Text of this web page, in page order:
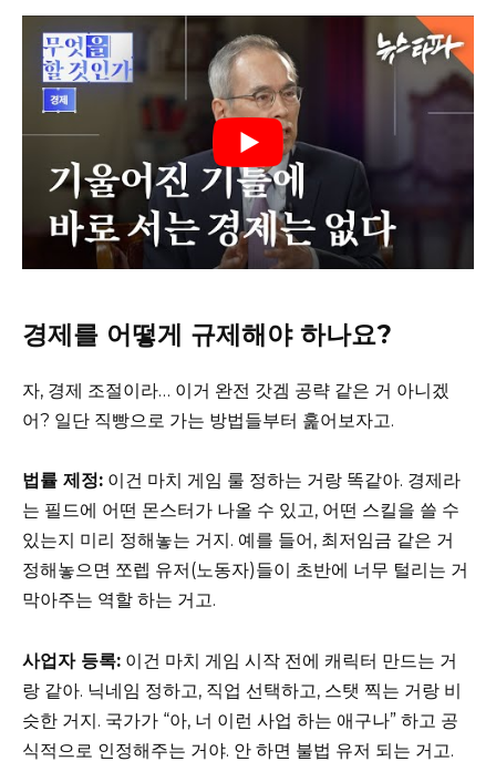
경제를 어떻게 규제해야 하나요?
자, 경제 조절이라… 이거 완전 갓겜 공략 같은 거 아니겠
어? 일단 직빵으로 가는 방법들부터 훑어보자고.
법률 제정: 이건 마치 게임 룰 정하는 거랑 똑같아. 경제라
는 필드에 어떤 몬스터가 나올 수 있고, 어떤 스킬을 쓸 수
있는지 미리 정해놓는 거지. 예를 들어, 최저임금 같은 거
정해놓으면 쪼렙 유저(노동자)들이 초반에 너무 털리는 거
막아주는 역할 하는 거고.
사업자 등록: 이건 마치 게임 시작 전에 캐릭터 만드는 거
랑 같아. 닉네임 정하고, 직업 선택하고, 스탯 찍는 거랑 비
슷한 거지. 국가가 “아, 너 이런 사업 하는 애구나” 하고 공
식적으로 인정해주는 거야. 안 하면 불법 유저 되는 거고.